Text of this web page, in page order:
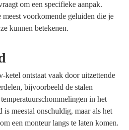
om een specifieke aanpak.
voorkomende geluiden die je
kunnen betekenen.
ontstaat vaak door uitzettende
bijvoorbeeld de stalen
in het
meestal onschuldig, maar als het
een monteur langs te laten komen.